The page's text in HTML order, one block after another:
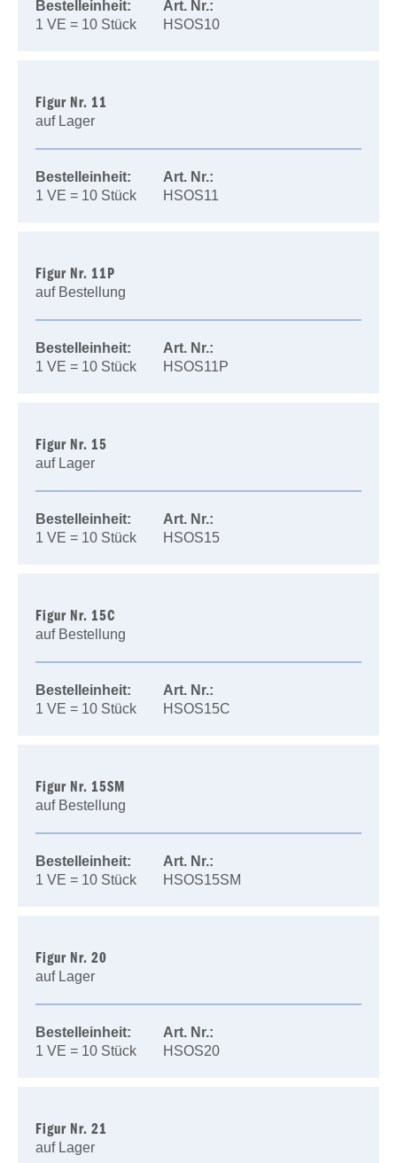
Bestelleinheit:
Art. Nr.:
1 VE = 10 Stück
HSOS10
Figur Nr. 11
auf Lager
Bestelleinheit:
Art. Nr.:
1 VE = 10 Stück
HSOS11
Figur Nr. 11P
auf Bestellung
Bestelleinheit:
Art. Nr.:
1 VE = 10 Stück
HSOS11P
Figur Nr. 15
auf Lager
Bestelleinheit:
Art. Nr.:
1 VE = 10 Stück
HSOS15
Figur Nr. 15C
auf Bestellung
Bestelleinheit:
Art. Nr.:
1 VE = 10 Stück
HSOS15C
Figur Nr. 15SM
auf Bestellung
Bestelleinheit:
Art. Nr.:
1 VE = 10 Stück
HSOS15SM
Figur Nr. 20
auf Lager
Bestelleinheit:
Art. Nr.:
1 VE = 10 Stück
HSOS20
Figur Nr. 21
auf Lager